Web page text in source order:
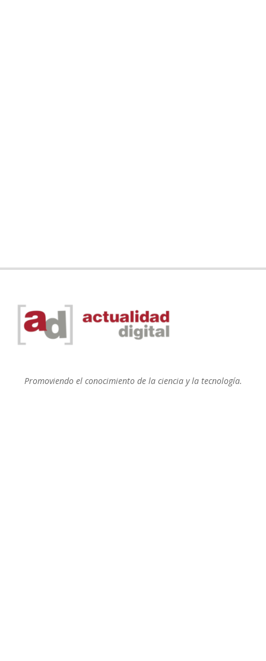
Promoviendo el conocimiento de la ciencia y la tecnología.